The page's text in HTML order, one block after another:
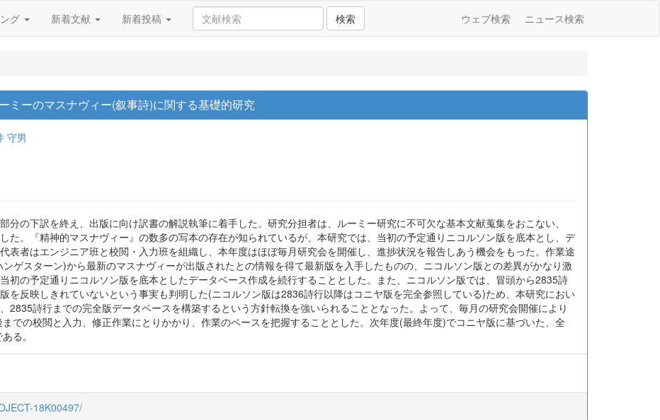
グ 新着文献 新着投稿 検索 ウェブ検索 ニュース検索
ミーのマスナヴィー(叙事詩)に関する基礎的研究
守男
分の下訳を終え、出版に向け訳書の解説執筆に着手した。研究分担者は、ルーミー研究に不可欠な基本文献蒐集をおこない、
た。『精神的マスナヴィー』の数多の写本の存在が知られているが、本研究では、当初の予定通りニコルソン版を底本とし、デ
表者はエンジニア班と校閲・入力班を組織し、本年度はほぼ毎月研究会を開催し、進捗状況を報告しあう機会をもった。作業途
ゲスターン)から最新のマスナヴィーが出版されたとの情報を得て最新版を入手したものの、ニコルソン版との差異がかなり激
初の予定通りニコルソン版を底本としたデータベース作成を続行することとした。また、ニコルソン版では、冒頭から2835詩
を反映しきれていないという事実も判明した(ニコルソン版は2836詩行以降はコニヤ版を完全参照している)ため、本研究におい
2835詩行までの完全版データベースを構築するという方針転換を強いられることとなった。よって、毎月の研究会開催により
での校閲と入力、修正作業にとりかかり、作業のペースを把握することとした。次年度(最終年度)でコニヤ版に基づいた、全
る。
18K00497/